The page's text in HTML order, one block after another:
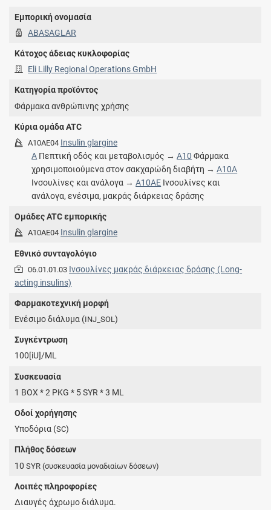
Εμπορική ονομασία
ABASAGLAR
Κάτοχος άδειας κυκλοφορίας
Eli Lilly Regional Operations GmbH
Κατηγορία προϊόντος
Φάρμακα ανθρώπινης χρήσης
Κύρια ομάδα ATC
A10AE04 Insulin glargine
A Πεπτική οδός και μεταβολισμός →A10 Φάρμακα
χρησιμοποιούμενα στον σακχαρώδη διαβήτη →A10A
Ινσουλίνες και ανάλογα →A10AE Ινσουλίνες και
ανάλογα, ενέσιμα, μακράς διάρκειας δράσης
Ομάδες ATC εμπορικής
A10AE04 Insulin glargine
Εθνικό συνταγολόγιο
06.01.01.03 Iνσουλίνες μακράς διάρκειας δράσης (Long-
acting insulins)
Φαρμακοτεχνική μορφή
Ενέσιμο διάλυμα (INJ_SOL)
Συγκέντρωση
100[iU]/ML
Συσκευασία
1 BOX * 2 PKG * 5 SYR * 3 ML
Οδοί χορήγησης
Υποδόρια (SC)
Πλήθος δόσεων
10SYR (συσκευασία μοναδιαίων δόσεων)
Λοιπές πληροφορίες
Διαυγές άχρωμο διάλυμα.